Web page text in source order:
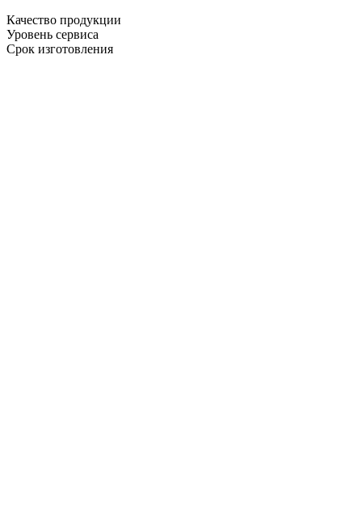
Качество продукции
Уровень сервиса
Срок изготовления